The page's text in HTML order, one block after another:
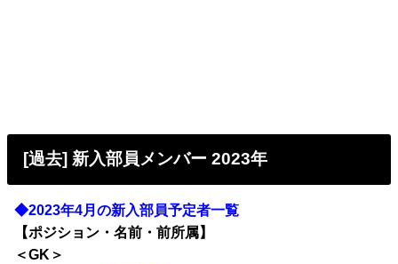
[過去] 新入部員メンバー 2023年
◆2023年4月の新入部員予定者一覧
【ポジション・名前・前所属】
＜GK＞